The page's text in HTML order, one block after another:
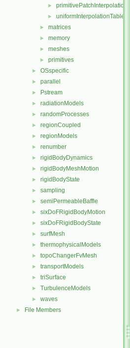
► primitivePatchInterpolation
► uniformInterpolationTable
► matrices
► memory
► meshes
► primitives
► OSspecific
► parallel
► Pstream
► radiationModels
► randomProcesses
► regionCoupled
► regionModels
► renumber
► rigidBodyDynamics
► rigidBodyMeshMotion
► rigidBodyState
► sampling
► semiPermeableBaffle
► sixDoFRigidBodyMotion
► sixDoFRigidBodyState
► surfMesh
► thermophysicalModels
► topoChangerFvMesh
► transportModels
► triSurface
► TurbulenceModels
► waves
► File Members